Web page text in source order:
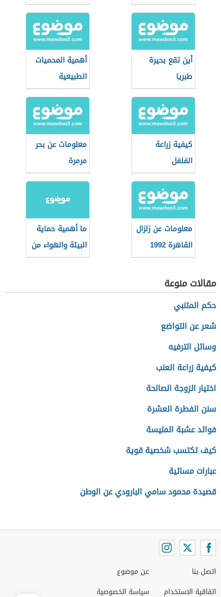
أين تقع بحيرة
طبريا
أهمية المحميات
الطبيعية
كيفية زراعة
الفلفل
معلومات عن بحر
مرمرة
معلومات عن زلزال
القاهرة 1992
ما أهمية حماية
البيئة والهواء من
التلوث
مقالات منوعة
حكم المتنبي
شعر عن التواضع
وسائل الترفيه
كيفية زراعة العنب
اختيار الزوجة الصالحة
سنن الفطرة العشرة
فوائد عشبة المليسة
كيف تكتسب شخصية قوية
عبارات مسائية
قصيدة محمود سامي البارودي عن الوطن
اتصل بنا
اتفاقية الاستخدام
عن موضوع
سياسة الخصوصية